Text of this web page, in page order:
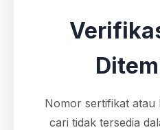
Nomor sertifikat atau
cari tidak tersedia